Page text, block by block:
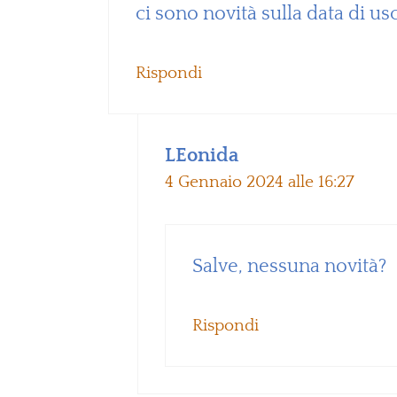
ci sono novità sulla data di
Rispondi
LEonida
4 Gennaio 2024 alle 16:27
Salve, nessuna novità?
Rispondi